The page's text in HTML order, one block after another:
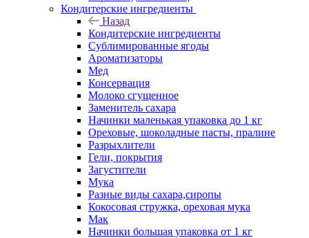
Кондитерские ингредиенты
Назад
Кондитерские ингредиенты
Сублимированные ягоды
Ароматизаторы
Мед
Консервация
Молоко сгущенное
Заменитель сахара
Начинки маленькая упаковка до 1 кг
Ореховые, шоколадные пасты, пралине
Разрыхлители
Гели, покрытия
Загустители
Мука
Разные виды сахара,сиропы
Кокосовая стружка, ореховая мука
Мак
Начинки большая упаковка от 1 кг